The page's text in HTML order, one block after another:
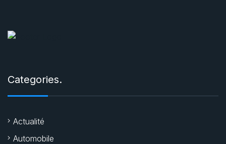
Categories.
Actualité
Automobile